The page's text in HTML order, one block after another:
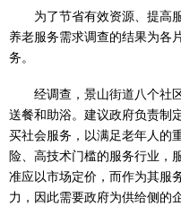
为了节省有效资源、提高
养老服务需求调查的结果为各
务。
经调查，景山街道八个社
送餐和助浴。建议政府负责制
买社会服务，以满足老年人的
险、高技术门槛的服务行业，
准应以市场定价，而作为其服
力，因此需要政府为供给侧的